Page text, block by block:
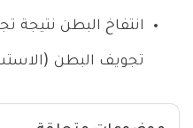
انتفاخ البطن نتيجة
تجويف البطن